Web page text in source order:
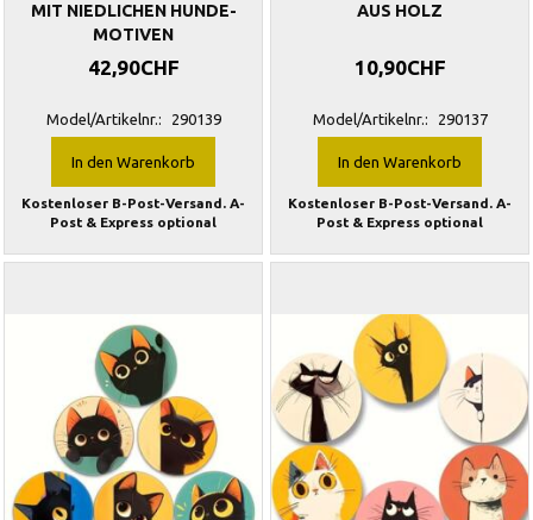
MIT NIEDLICHEN HUNDE-
MOTIVEN
42,90CHF
Model/Artikelnr.: 290139
In den Warenkorb
Kostenloser B-Post-Versand. A-
Post & Express optional
AUS HOLZ
10,90CHF
Model/Artikelnr.: 290137
In den Warenkorb
Kostenloser B-Post-Versand. A-
Post & Express optional